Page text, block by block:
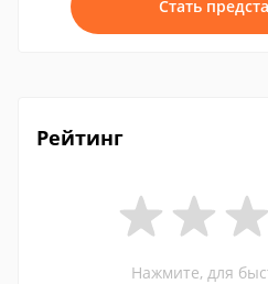
Стать
Рейтинг
Нажмите, для